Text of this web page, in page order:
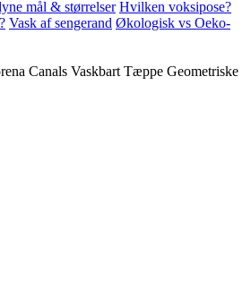
mål & størrelser Hvilken voksipose?
Vask af sengerand Økologisk vs Oeko-
Canals Vaskbart Tæppe Geometriske